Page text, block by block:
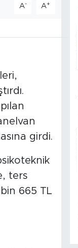
A- A+
girdi.
ters
665 TL